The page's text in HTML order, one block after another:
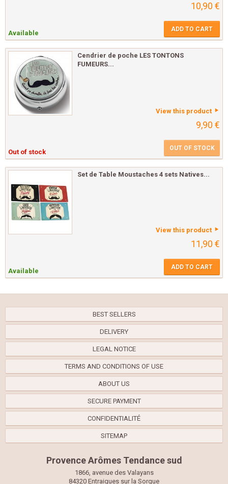
10,90 €
Available ADD TO CART
Cendrier de poche LES TONTONS
FUMEURS...
View this product
9,90 €
Out of stock OUT OF STOCK
Set de Table Moustaches 4 sets Natives...
View this product
11,90 €
Available ADD TO CART
BEST SELLERS
DELIVERY
LEGAL NOTICE
TERMS AND CONDITIONS OF USE
ABOUT US
SECURE PAYMENT
CONFIDENTIALITÉ
SITEMAP
Provence Arômes Tendance sud
1866, avenue des Valayans
84320 Entraigues sur la Sorgue